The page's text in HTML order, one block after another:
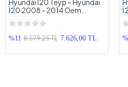
Hyundai İ20 Teyp – Hyundai
İ20 2008 - 2014 Oem
Android Multimedya –
Hyundai İ20 Android Double
Teyp
%11 8.579,25 TL 7.626,00 TL